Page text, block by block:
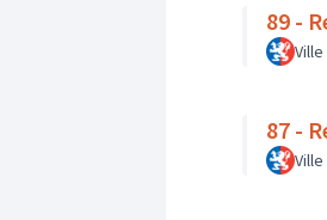
89 -
Ville
87 -
Ville